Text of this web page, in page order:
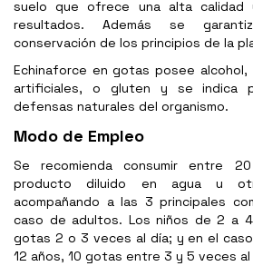
suelo que ofrece una alta
resultados. Además se
conservación de los principios de la
Echinaforce en gotas posee
artificiales, o gluten y se indica
defensas naturales del organismo.
Modo de Empleo
Se recomienda consumir entre
producto diluido en agua u
acompañando a las 3 principales
caso de adultos. Los niños de 2 a
gotas 2 o 3 veces al día; y en el
12 años, 10 gotas entre 3 y 5 veces al